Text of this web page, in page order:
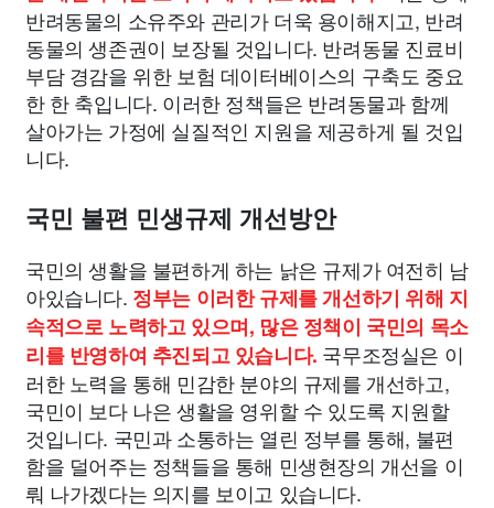
반려동물의 소유주와 관리가 더욱 용이해지고, 반려
동물의 생존권이 보장될 것입니다. 반려동물 진료비
부담 경감을 위한 보험 데이터베이스의 구축도 중요
한 한 축입니다. 이러한 정책들은 반려동물과 함께
살아가는 가정에 실질적인 지원을 제공하게 될 것입
니다.
국민 불편 민생규제 개선방안
국민의 생활을 불편하게 하는 낡은 규제가 여전히 남
아있습니다. 정부는 이러한 규제를 개선하기 위해 지
속적으로 노력하고 있으며, 많은 정책이 국민의 목소
리를 반영하여 추진되고 있습니다. 국무조정실은 이
러한 노력을 통해 민감한 분야의 규제를 개선하고,
국민이 보다 나은 생활을 영위할 수 있도록 지원할
것입니다. 국민과 소통하는 열린 정부를 통해, 불편
함을 덜어주는 정책들을 통해 민생현장의 개선을 이
뤄 나가겠다는 의지를 보이고 있습니다.